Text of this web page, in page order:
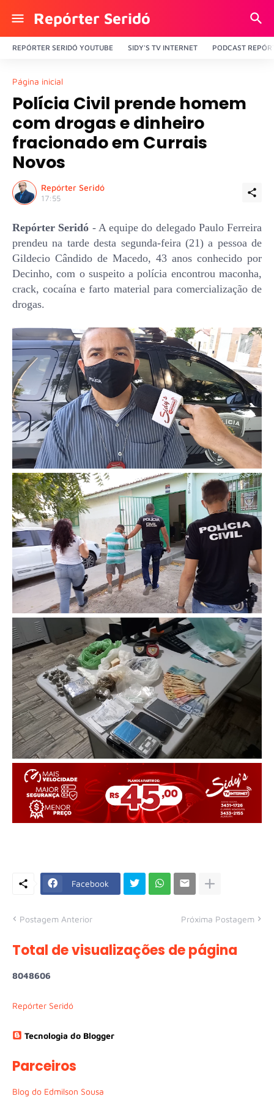
Repórter Seridó
REPÓRTER SERIDÓ YOUTUBE SIDY'S TV INTERNET PODCAST
Página inicial
Polícia Civil prende homem
com drogas e dinheiro
fracionado em Currais
Novos
Repórter Seridó
17:55
Repórter Seridó - A equipe do delegado Paulo Ferreira
prendeu na tarde desta segunda-feira (21) a pessoa de
Gildecio Cândido de Macedo, 43 anos conhecido por
Decinho, com o suspeito a polícia encontrou maconha,
crack, cocaína e farto material para comercialização de
drogas.
Facebook
Postagem Anterior Próxima Postagem
Total de visualizações de página
8048606
Repórter Seridó
Tecnologia do Blogger
Parceiros
Blog do Edmilson Sousa